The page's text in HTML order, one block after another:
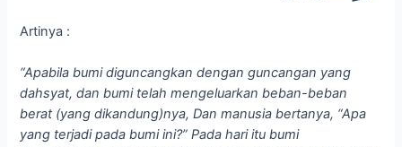
Artinya :
“Apabila bumi diguncangkan dengan guncangan yang
dahsyat, dan bumi telah mengeluarkan beban-beban
berat (yang dikandung)nya, Dan manusia bertanya, “Apa
yang terjadi pada bumi ini?” Pada hari itu bumi